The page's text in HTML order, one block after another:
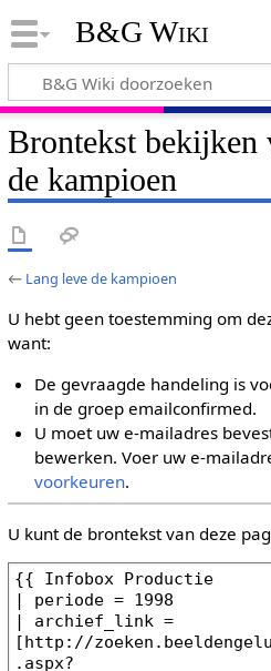
B&G Wiki
Brontekst bekijken
de kampioen
← Lang leve de kampioen
U hebt geen toestemming om
want:
De gevraagde handeling is
in de groep emailconfirmed.
U moet uw e-mailadres
bewerken. Voer uw e-
voorkeuren.
U kunt de brontekst van deze